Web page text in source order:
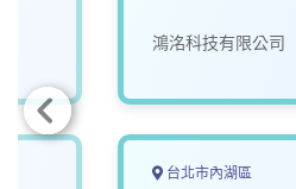
鴻洺科技有限公司
台北市內湖區